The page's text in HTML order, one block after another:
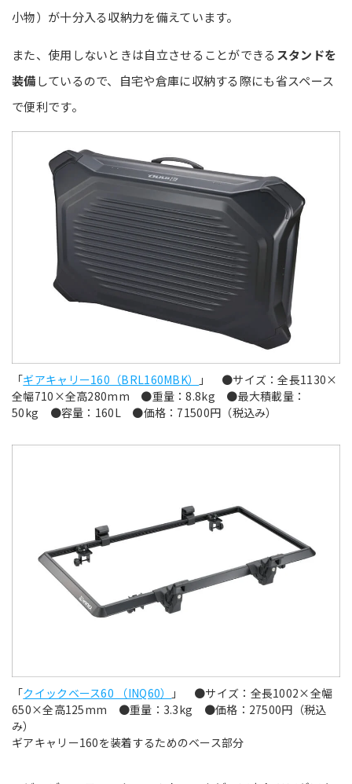
小物）が十分入る収納力を備えています。
また、使用しないときは自立させることができる スタンドを
装備しているので、自宅や倉庫に収納する際にも省スペース
で便利です。
「ギアキャリー160（BRL160MBK）
」 ●サイズ：全長1130×
全幅710×全高280mm ●重量：8.8kg ●最大積載量：
50kg ●容量：160L ●価格：71500円（税込み）
「クイックベース60 （INQ60）
」 ●サイズ：全長1002×全幅
650×全高125mm ●重量：3.3kg ●価格：27500円（税込
み）
ギアキャリー160を装着するためのベース部分